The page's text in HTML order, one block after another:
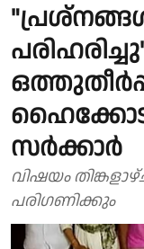
സർക്കാർ
വിഷയം
പരിഗണിക്കും